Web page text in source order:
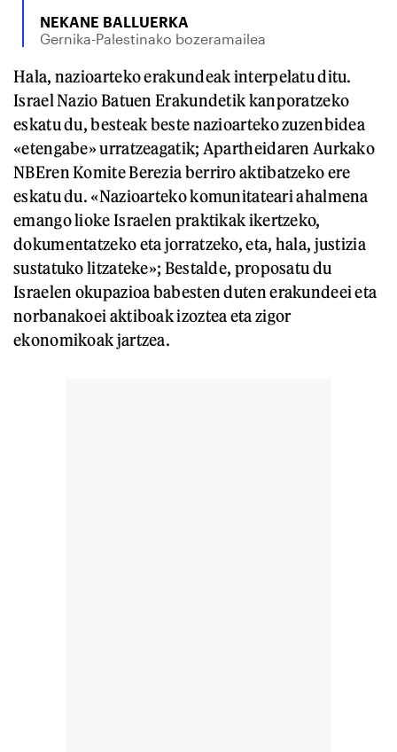
NEKANE BALLUERKA
Gernika-Palestinako bozeramailea
Hala, nazioarteko erakundeak interpelatu ditu.
Israel Nazio Batuen Erakundetik kanporatzeko
eskatu du, besteak beste nazioarteko zuzenbidea
«etengabe» urratzeagatik; Apartheidaren Aurkako
NBEren Komite Berezia berriro aktibatzeko ere
eskatu du. «Nazioarteko komunitateari ahalmena
emango lioke Israelen praktikak ikertzeko,
dokumentatzeko eta jorratzeko, eta, hala, justizia
sustatuko litzateke»; Bestalde, proposatu du
Israelen okupazioa babesten duten erakundeei eta
norbanakoei aktiboak izoztea eta zigor
ekonomikoak jartzea.